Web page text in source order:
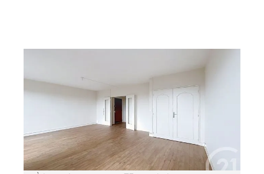
, 3 pièces
Ref : 53225
Appartement F3 à louer
916 €
par mois charges comprises